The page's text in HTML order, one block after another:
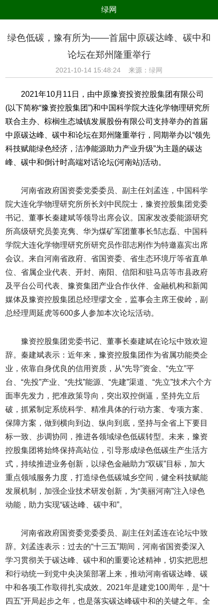
绿网
美食 健康
电器 数码
环境保护 节能减排 绿色产业 污染防治
绿色低碳，豫有所为——首届中原碳达峰、碳中和
论坛在郑州隆重举行
2021-10-14 15:48:24 来源： 绿网
2021年10月11日，由中原豫资投资控股集团有限公司
(以下简称“豫资控股集团”)和中国科学院大连化学物理研究所
联合主办、棕榈生态城镇发展股份有限公司支持举办的首届
中原碳达峰、碳中和论坛在郑州隆重举行，同期举办以“领先
科技赋能绿色经济，洁净能源助力产业升级”为主题的碳达
峰、碳中和倒计时高端对话论坛(河南站)活动。
河南省政府国资委党委委员、副主任刘孟连，中国科学
院大连化学物理研究所所长刘中民院士，豫资控股集团党委
书记、董事长秦建斌等领导出席会议。国家发改委能源研究
所高级研究员姜克隽、华为煤矿军团董事长邹志磊、中国科
学院大连化学物理研究所研究员作邵志刚作为特邀嘉宾出席
会议。来自河南省政府、省国资委、省生态环境厅等省直单
位、省属企业代表、开封、南阳、信阳和驻马店等市县政府
及平台公司代表、豫资集团产业合作伙伴、金融机构和新闻
媒体及豫资控股集团总经理缪文全，监事会主席王俊岭，副
总经理周延虎等600多人参加本次论坛活动。
豫资控股集团党委书记、董事长秦建斌在论坛中致欢迎
辞。秦建斌表示：近年来，豫资控股集团作为省属功能类企
业，依靠自身优良的信用资质，从“先导”资金、“先立”平
台、“先投”产业、“先找”能源、“先建”渠道、“先立”技术六个方
面率先发力，把准政策导向，突出双控倒逼，坚持先立后
破，抓紧制定系统科学、精准具体的行动方案、专项方案、
保障方案，做到横向到边、纵向到底，坚持与全省上下要目
标一致、步调协同，推进各领域绿色低碳转型。未来，豫资
控股集团将始终保持高站位，引导形成绿色低碳生产生活方
式，持续推进业务创新，以绿色金融助力“双碳”目标，加大
重点领域服务力度，打造绿色低碳城乡空间，健全科技赋能
发展机制，加强企业技术研发创新，为“美丽河南”注入绿色
动能，助力实现“碳达峰、碳中和”。
河南省政府国资委党委委员、副主任刘孟连在论坛中致
辞。刘孟连表示：过去的“十三五”期间，河南省国资委深入
学习贯彻关于碳达峰、碳中和的重要论述精神，切实把思想
和行动统一到党中央决策部署上来，推动河南省碳达峰、碳
中和各项工作取得扎实成效。2021年是建党100周年，是“十
四五”开局起步之年，也是落实碳达峰碳中和的关键之年。全